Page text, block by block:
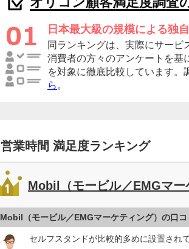
日本最大級の規模による独
同ランキングは、実際にサービ
消費者の方々のアンケートを基
を対象に徹底比較しています。
ら 。
営業時間 満足度ランキング
Mobil（モービル／EMGマー
Mobil（モービル／EMGマーケティング）の口コ
セルフスタンドが比較的多めに設置され